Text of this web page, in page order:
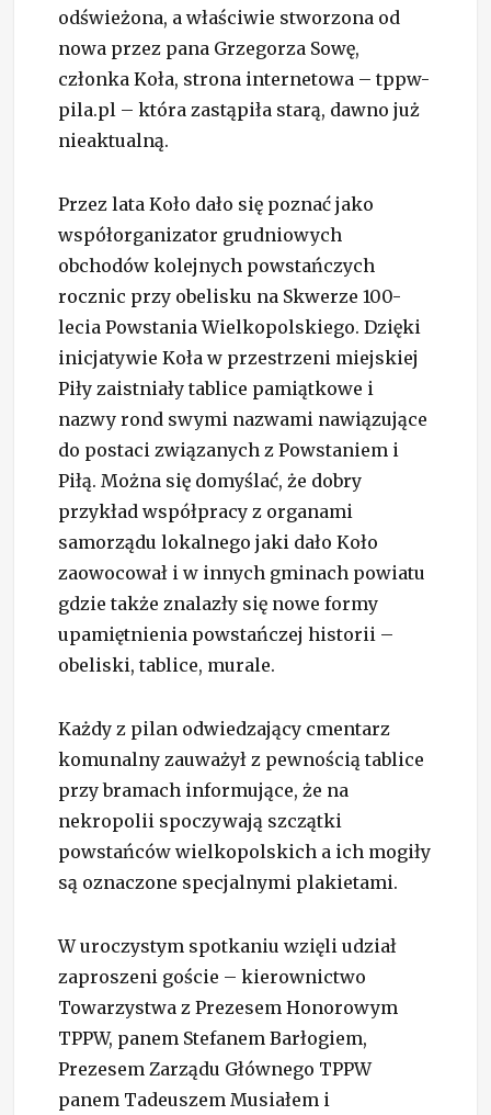
odświeżona, a właściwie stworzona od
nowa przez pana Grzegorza Sowę,
członka Koła, strona internetowa – tppw-
pila.pl – która zastąpiła starą, dawno już
nieaktualną.
Przez lata Koło dało się poznać jako
współorganizator grudniowych
obchodów kolejnych powstańczych
rocznic przy obelisku na Skwerze 100-
lecia Powstania Wielkopolskiego. Dzięki
inicjatywie Koła w przestrzeni miejskiej
Piły zaistniały tablice pamiątkowe i
nazwy rond swymi nazwami nawiązujące
do postaci związanych z Powstaniem i
Piłą. Można się domyślać, że dobry
przykład współpracy z organami
samorządu lokalnego jaki dało Koło
zaowocował i w innych gminach powiatu
gdzie także znalazły się nowe formy
upamiętnienia powstańczej historii –
obeliski, tablice, murale.
Każdy z pilan odwiedzający cmentarz
komunalny zauważył z pewnością tablice
przy bramach informujące, że na
nekropolii spoczywają szczątki
powstańców wielkopolskich a ich mogiły
są oznaczone specjalnymi plakietami.
W uroczystym spotkaniu wzięli udział
zaproszeni goście – kierownictwo
Towarzystwa z Prezesem Honorowym
TPPW, panem Stefanem Barłogiem,
Prezesem Zarządu Głównego TPPW
panem Tadeuszem Musiałem i